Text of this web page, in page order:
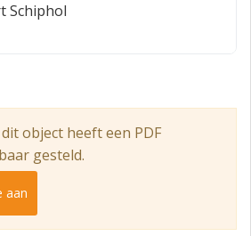
overloop
trappartij, voorzien van een lift.
verdieping, 30-F)
Schiphol
object heeft een PDF
gesteld.
aan